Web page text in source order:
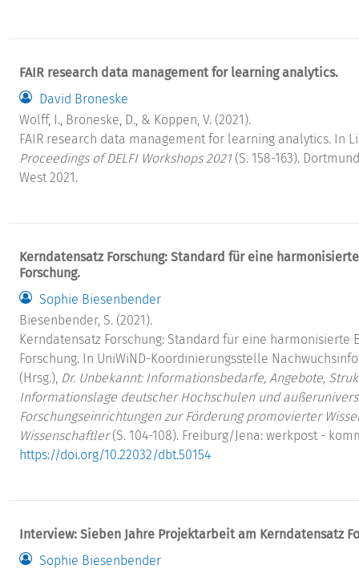
FAIR research data management for learning analytics.
David Broneske
Wolff, I., Broneske, D., & Köppen, V. (2021).
FAIR research data management for learning analytics. In
Proceedings of DELFI Workshops 2021(S. 158-163).
West 2021.
Kerndatensatz Forschung: Standard für eine
Forschung.
Sophie Biesenbender
Biesenbender, S. (2021).
Kerndatensatz Forschung: Standard für eine harmonisierte
Forschung. In UniWiND-Koordinierungsstelle
(Hrsg.), Dr. Unbekannt: Informationsbedarfe, Angebote,
Informationslage deutscher Hochschulen und
Forschungseinrichtungen zur Förderung promovierter
Wissenschaftler(S. 104-108). Freiburg/Jena: werkpost -
https://doi.org/10.22032/dbt.50154
Interview: Sieben Jahre Projektarbeit am Kerndatensatz
Sophie Biesenbender